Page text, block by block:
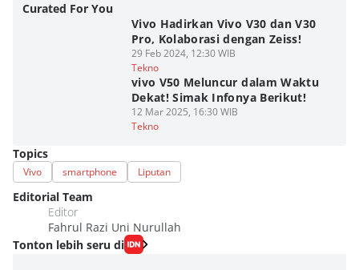
Curated For You
Vivo Hadirkan Vivo V30 dan V30
Pro, Kolaborasi dengan Zeiss!
29 Feb 2024, 12:30 WIB
Tekno
vivo V50 Meluncur dalam Waktu
Dekat! Simak Infonya Berikut!
12 Mar 2025, 16:30 WIB
Tekno
Topics
Vivo smartphone Liputan
Editorial Team
Editor
Fahrul Razi Uni Nurullah
Tonton lebih seru di